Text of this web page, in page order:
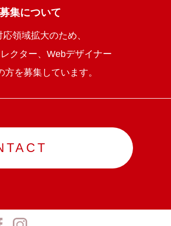
集について
領域拡大のため、
クター、Webデザイナー
を募集しています。